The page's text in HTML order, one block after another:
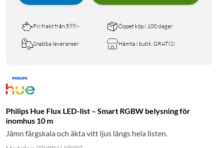
Fri frakt från 599:- Öppet köp i 100 dagar
Snabba leveranser Hämta i butik, GRATIS!
Philips Hue Flux LED-list – Smart RGBW belysning för
inomhus 10 m
Jämn färgskala och äkta vitt ljus längs hela listen.